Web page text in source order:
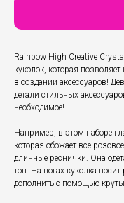
Rainbow High Creative
куколок, которая
в создании аксессуаров!
детали стильных
необходимое!
Например, в этом наборе
которая обожает все
длинные реснички. Она
топ. На ногах куколка
дополнить с помощью